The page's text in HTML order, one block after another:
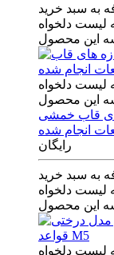
به سبد خرید
لیست دلخواه
این محصول
لیست دلخواه
این محصول
های قاب خمشی
انجام شده
رایگان
به سبد خرید
لیست دلخواه
این محصول
لیست دلخواه